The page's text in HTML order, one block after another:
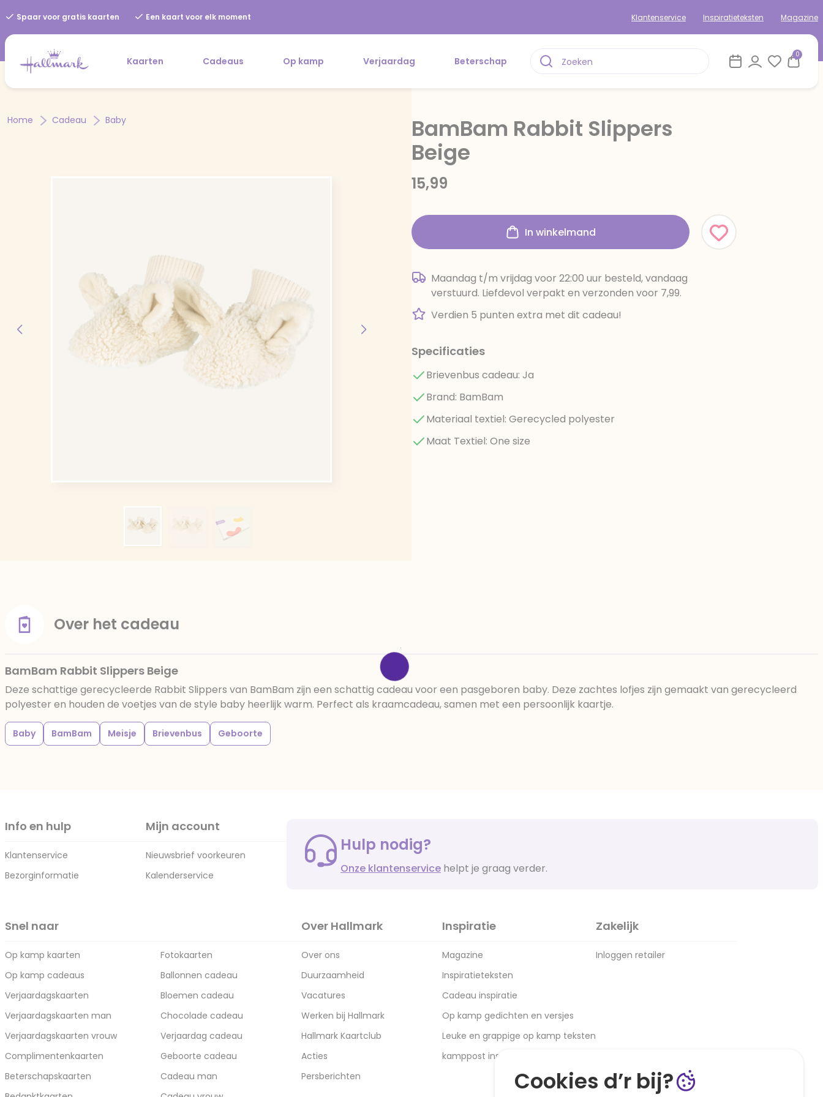
Spaar voor gratis kaarten Een kaart voor elk moment Klantenservice Inspiratieteksten Magazine
Kaarten Cadeaus Op kamp Verjaardag Beterschap
0
Home Cadeau Baby
BamBam Rabbit Slippers
Beige
15,99
In winkelmand
Maandag t/m vrijdag voor 22:00 uur besteld, vandaag
verstuurd. Liefdevol verpakt en verzonden voor 7,99.
Verdien 5 punten extra met dit cadeau!
Specificaties
Brievenbus cadeau: Ja
Brand: BamBam
Materiaal textiel: Gerecycled polyester
Maat Textiel: One size
Over het cadeau
BamBam Rabbit Slippers Beige
Deze schattige gerecycleerde Rabbit Slippers van BamBam zijn een schattig cadeau voor een pasgeboren baby. Deze zachtes lofjes zijn gemaakt van gerecycleerd
polyester en houden de voetjes van de style baby heerlijk warm. Perfect als kraamcadeau, samen met een persoonlijk kaartje.
Baby BamBam Meisje Brievenbus Geboorte
Info en hulp
Klantenservice
Bezorginformatie
Mijn account
Nieuwsbrief voorkeuren
Kalenderservice
Hulp nodig?
Onze klantenservice helpt je graag verder.
Snel naar
Op kamp kaarten
Op kamp cadeaus
Verjaardagskaarten
Verjaardagskaarten man
Verjaardagskaarten vrouw
Complimentenkaarten
Beterschapskaarten
Fotokaarten
Ballonnen cadeau
Bloemen cadeau
Chocolade cadeau
Verjaardag cadeau
Geboorte cadeau
Cadeau man
Over Hallmark
Over ons
Duurzaamheid
Vacatures
Werken bij Hallmark
Hallmark Kaartclub
Acties
Persberichten
Inspiratie
Magazine
Inspiratieteksten
Cadeau inspiratie
Op kamp gedichten en versjes
Leuke en grappige op kamp teksten
kamppost inspiratie
Zakelijk
Inloggen retailer
Cookies d’r bij?